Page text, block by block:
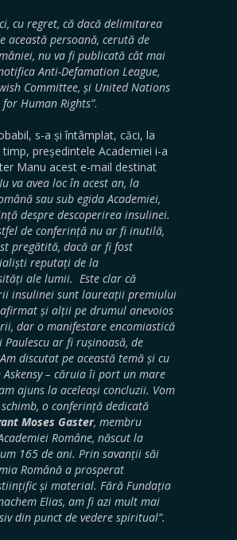
cu regret, că dacă delimitarea
această persoană, cerută de
nu va fi publicată cât mai
Anti-Defamation League,
Committee, și United Nations
Human Rights”.
s-a și întâmplat, căci, la
președintele Academiei i-a
Manu acest e-mail destinat
va avea loc în acest an, la
sau sub egida Academiei,
despre descoperirea insulinei.
de conferință nu ar fi inutilă,
pregătită, dacă ar fi fost
reputați de la
ale lumii. Este clar că
insulinei sunt laureații premiului
afirmat și alții pe drumul anevoios
dar o manifestare encomiastică
ar fi rușinoasă, de
discutat pe această temă și cu
Askensy – căruia îi port un mare
ajuns la aceleași concluzii. Vom
o conferință dedicată
Moses Gaster, membru
Române, născut la
165 de ani. Prin savanții săi
Română a prosperat
și material. Fără Fundația
Elias, am fi azi mult mai
din punct de vedere spiritual”.